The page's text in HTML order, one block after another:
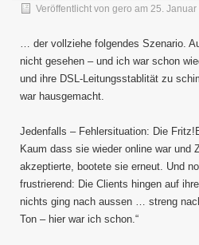
Veröffentlicht von gero am 25. Januar
… der vollziehe folgendes Szenario.
nicht gesehen – und ich war schon
und ihre DSL-Leitungsstablität zu
war hausgemacht.
Jedenfalls – Fehlersituation: Die
Kaum dass sie wieder online war und
akzeptierte, bootete sie erneut. Und
frustrierend: Die Clients hingen auf
nichts ging nach aussen … streng
Ton – hier war ich schon.“